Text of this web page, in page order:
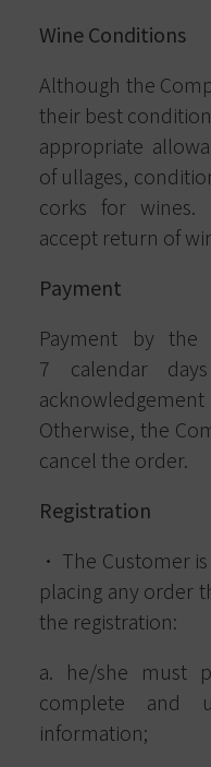
Wine Conditions
Although the
their best
appropriate
of ullages,
corks for wines.
accept return of
Payment
Payment by
7 calendar
Otherwise, the
cancel the order.
Registration
· The Customer
placing any order
the registration:
a. he/she must
complete and
information;